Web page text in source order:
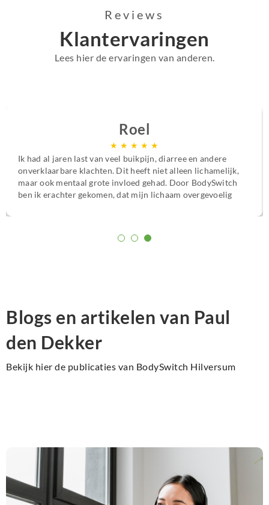
Reviews
Klantervaringen
Lees hier de ervaringen van anderen.
Roel
★ ★ ★ ★ ★
Ik had al jaren last van veel buikpijn, diarree en andere
onverklaarbare klachten. Dit heeft niet alleen lichamelijk,
maar ook mentaal grote invloed gehad. Door BodySwitch
ben ik erachter gekomen, dat mijn lichaam overgevoelig
Blogs en artikelen van Paul
den Dekker
Bekijk hier de publicaties van BodySwitch Hilversum